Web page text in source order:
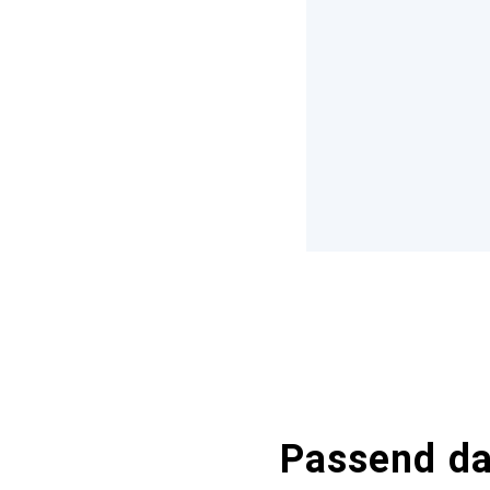
Passend